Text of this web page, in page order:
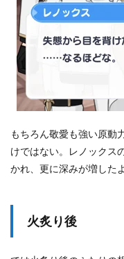
もちろん敬愛も強い原動
けではない。レノックス
かれ、更に深みが増した
火炙り後